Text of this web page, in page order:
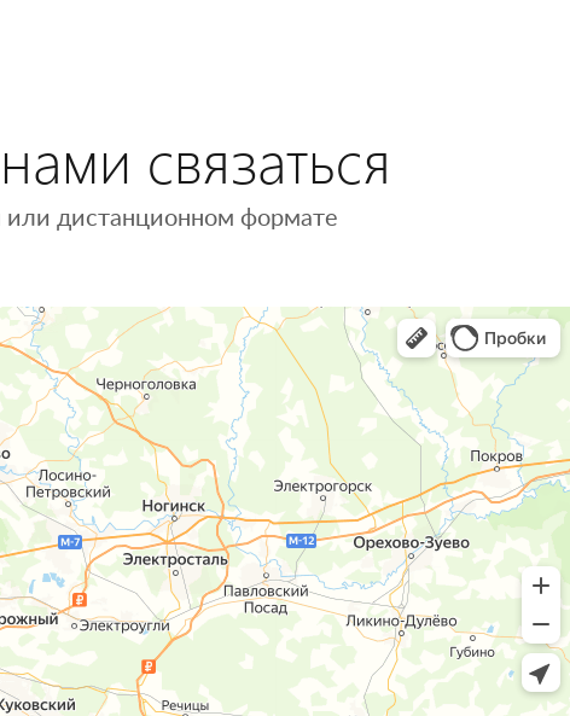
связаться
или дистанционном формате